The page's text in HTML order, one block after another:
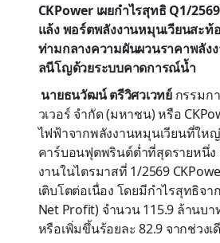
CKPower เผยกำไรสุทธิ Q1/
แล้งพอร์ตพลังงานหมุนเวียนสะท้
ท่ามกลางความผันผวนราคาพลัง
ลนีโญด้วยระบบคาดการณ์น้ำ
นายธนวัฒน์ ตรีวิศวเวทย์กรรมก
วเวอร์ จำกัด (มหาชน) หรือ
ไฟฟ้าจากพลังงานหมุนเวียนที่ใ
คาร์บอนฟุตพรินต์ต่ำที่สุดรายหนึ่ง
งานในไตรมาสที่ 1/2569
เติบโตต่อเนื่อง โดยมีกำไรสุทธิจา
Net Profit) จำนวน 115.9 ล้านบ
หรือเพิ่มขึ้นร้อยละ 82.9 จากช่วง